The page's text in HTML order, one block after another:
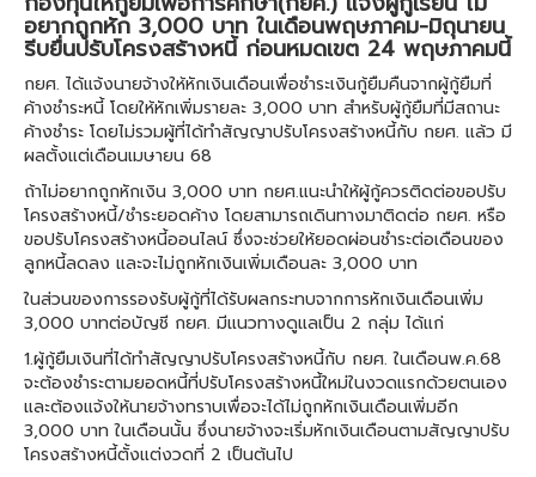
อยากถูกหัก 3,000 บาท ในเดือนพฤษภาคม-มิถุนายน
รีบยื่นปรับโครงสร้างหนี้ ก่อนหมดเขต 24 พฤษภาคมนี้
กยศ. ได้แจ้งนายจ้างให้หักเงินเดือนเพื่อชำระเงินกู้ยืมคืนจากผู้กู้ยืมที่
ค้างชำระหนี้ โดยให้หักเพิ่มรายละ 3,000 บาท สำหรับผู้กู้ยืมที่มีสถานะ
ค้างชำระ โดยไม่รวมผู้ที่ได้ทำสัญญาปรับโครงสร้างหนี้กับ กยศ. แล้ว มี
ผลตั้งแต่เดือนเมษายน 68
ถ้าไม่อยากถูกหักเงิน 3,000 บาท กยศ.แนะนำให้ผู้กู้ควรติดต่อขอปรับ
โครงสร้างหนี้/ชำระยอดค้าง โดยสามารถเดินทางมาติดต่อ กยศ. หรือ
ขอปรับโครงสร้างหนี้ออนไลน์ ซึ่งจะช่วยให้ยอดผ่อนชำระต่อเดือนของ
ลูกหนี้ลดลง และจะไม่ถูกหักเงินเพิ่มเดือนละ 3,000 บาท
ในส่วนของการรองรับผู้กู้ที่ได้รับผลกระทบจากการหักเงินเดือนเพิ่ม
3,000 บาทต่อบัญชี กยศ. มีแนวทางดูแลเป็น 2 กลุ่ม ได้แก่
1.ผู้กู้ยืมเงินที่ได้ทำสัญญาปรับโครงสร้างหนี้กับ กยศ. ในเดือนพ.ค.68
จะต้องชำระตามยอดหนี้ที่ปรับโครงสร้างหนี้ใหม่ในงวดแรกด้วยตนเอง
และต้องแจ้งให้นายจ้างทราบเพื่อจะได้ไม่ถูกหักเงินเดือนเพิ่มอีก
3,000 บาท ในเดือนนั้น ซึ่งนายจ้างจะเริ่มหักเงินเดือนตามสัญญาปรับ
โครงสร้างหนี้ตั้งแต่งวดที่ 2 เป็นต้นไป